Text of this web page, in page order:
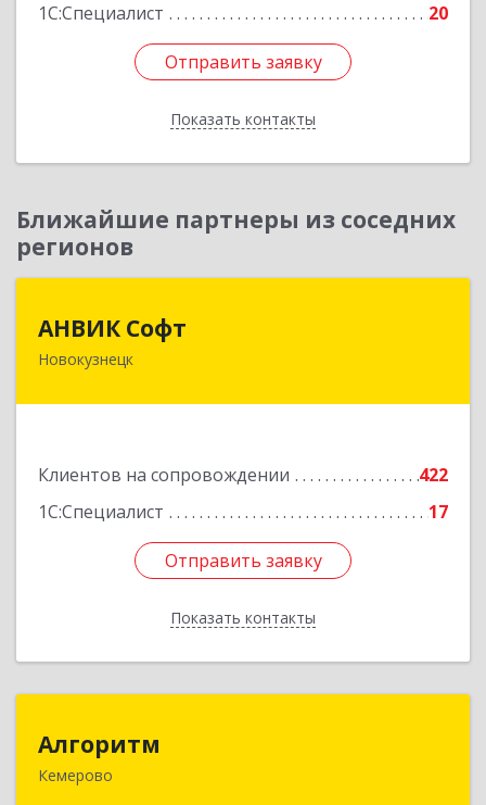
1С:Специалист
20
Отправить заявку
Показать контакты
Отправить заявку
Назад
Ближайшие партнеры из соседних
регионов
АНВИК Софт
Новокузнецк
Клиентов на сопровождении
422
1С:Специалист
17
Отправить заявку
Показать контакты
654079, Кемеровская область - Кузбасс,
Отправить заявку
Назад
Алгоритм
Кемерово